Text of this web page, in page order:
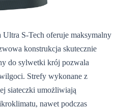
S-Tech oferuje maksymalny
konstrukcja skutecznie
do sylwetki krój pozwala
Strefy wykonane z
siateczki umożliwiają
nawet podczas